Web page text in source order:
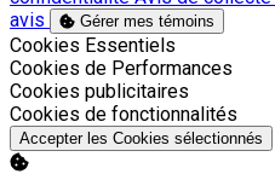
avis
Gérer mes témoins
Activer
Cookies Essentiels
Activer
Cookies de Performances
Activer
Cookies publicitaires
Activer
Cookies de fonctionnalités
Accepter les Cookies sélectionnés